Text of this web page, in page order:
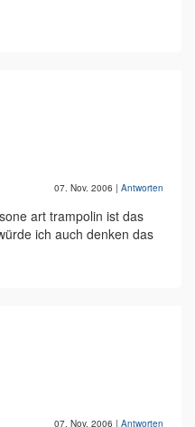
07. Nov. 2006 | Antworten
art trampolin ist das
ich auch denken das
07. Nov. 2006 | Antworten